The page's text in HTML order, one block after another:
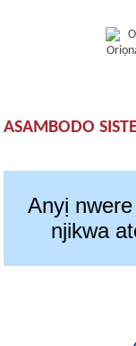
ASAMBODO
Anyị
njikwa